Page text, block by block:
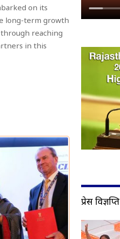
on its
long-term growth
reaching
in this
प्रेस विज्ञप्ति